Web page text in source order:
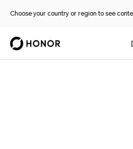
Choose your country or region to see